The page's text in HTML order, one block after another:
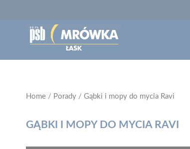
Home / Porady / Gąbki i mopy do mycia Ravi
GĄBKI I MOPY DO MYCIA RAVI